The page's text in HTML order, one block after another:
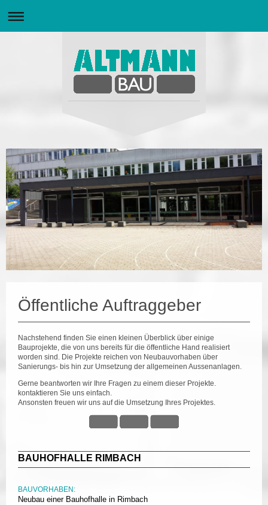
Öffentliche Auftraggeber
Nachstehend finden Sie einen kleinen Überblick über einige
Bauprojekte, die von uns bereits für die öffentliche Hand realisiert
worden sind. Die Projekte reichen von Neubauvorhaben über
Sanierungs- bis hin zur Umsetzung der allgemeinen Aussenanlagen.
Gerne beantworten wir Ihre Fragen zu einem dieser Projekte.
kontaktieren Sie uns einfach.
Ansonsten freuen wir uns auf die Umsetzung Ihres Projektes.
BAUHOFHALLE RIMBACH
BAUVORHABEN:
Neubau einer Bauhofhalle in Rimbach